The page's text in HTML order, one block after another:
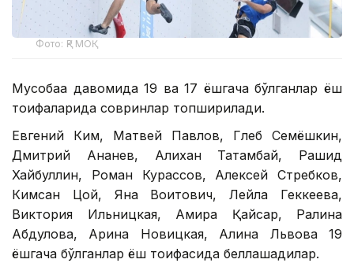
Фото: ҚР МОҚ
Мусобақа давомида 19 ва 17 ёшгача бўлганлар ёш
тоифаларида совринлар топширилади.
Евгений Ким, Матвей Павлов, Глеб Семёшкин,
Дмитрий Ананев, Алихан Татамбай, Рашид
Хайбуллин, Роман Курассов, Алексей Стребков,
Кимсан Цой, Яна Воитович, Лейла Геккеева,
Виктория Ильницкая, Амира Қайсар, Ралина
Абдулова, Арина Новицкая, Алина Львова 19
ёшгача бўлганлар ёш тоифасида беллашадилар.